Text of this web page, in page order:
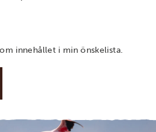
innehållet i min önskelista.